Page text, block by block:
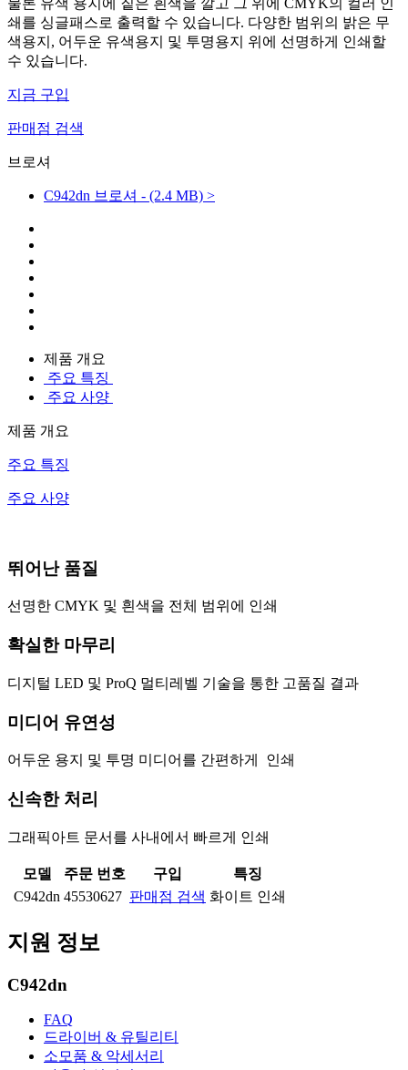
물론 유색 용지에 짙은 흰색을 깔고 그 위에 CMYK의 컬러 인
쇄를 싱글패스로 출력할 수 있습니다. 다양한 범위의 밝은 무
색용지, 어두운 유색용지 및 투명용지 위에 선명하게 인쇄할
수 있습니다.
지금 구입
판매점 검색
브로셔
C942dn 브로셔 - (2.4 MB) >
제품 개요
주요 특징
주요 사양
제품 개요
주요 특징
주요 사양
뛰어난 품질
선명한 CMYK 및 흰색을 전체 범위에 인쇄
확실한 마무리
디지털 LED 및 ProQ 멀티레벨 기술을 통한 고품질 결과
미디어 유연성
어두운 용지 및 투명 미디어를 간편하게 인쇄
신속한 처리
그래픽아트 문서를 사내에서 빠르게 인쇄
모델 주문 번호 구입
특징
C942dn 45530627 판매점 검색 화이트 인쇄
지원 정보
C942dn
FAQ
드라이버 & 유틸리티
소모품 & 악세서리